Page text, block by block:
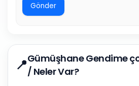
Gönder
📍Gümüşhane Gendime
/ Neler Var?